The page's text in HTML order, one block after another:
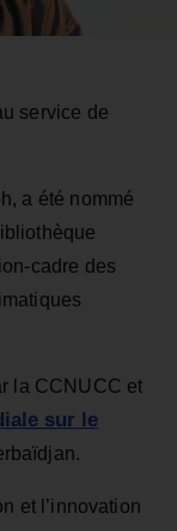
service de
a été nommé
cadre des
la CCNUCC et
sur le
et l’innovation